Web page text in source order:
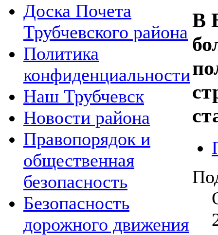
Доска Почета
Трубчевского района
Политика
конфиденциальности
Наш Трубчевск
Новости района
Правопорядок и
общественная
безопасность
Безопасность
дорожного движения
В